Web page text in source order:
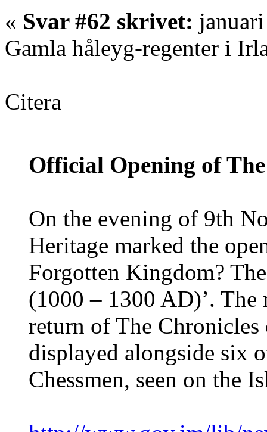
« Svar #62 skrivet:
Gamla håleyg-regenter i
Citera
Official Opening of
On the evening of 9th
Heritage marked the
Forgotten Kingdom?
(1000 – 1300 AD)’.
return of The
displayed alongside six
Chessmen, seen on the